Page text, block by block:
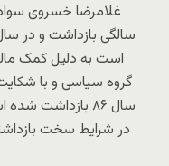
است به دلیل کمک
سال ۸۶ بازداشت